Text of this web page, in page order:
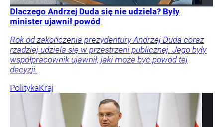
Dlaczego Andrzej Duda się nie udziela? Były
minister ujawnił powód
Rok od zakończenia prezydentury Andrzej Duda coraz
rzadziej udziela się w przestrzeni publicznej. Jego były
współpracownik ujawnił, jaki może być powód tej
decyzji.
PolitykaKraj